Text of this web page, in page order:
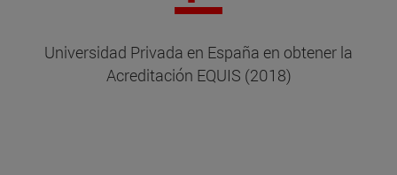
Universidad Privada en España en obtener la
Acreditación EQUIS (2018)